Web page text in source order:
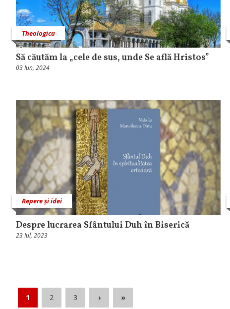
Theologica
Să căutăm la „cele de sus, unde Se află Hristos”
03 Iun, 2024
Repere și idei
Despre lucrarea Sfântului Duh în Biserică
23 Iul, 2023
1 2 3 › »